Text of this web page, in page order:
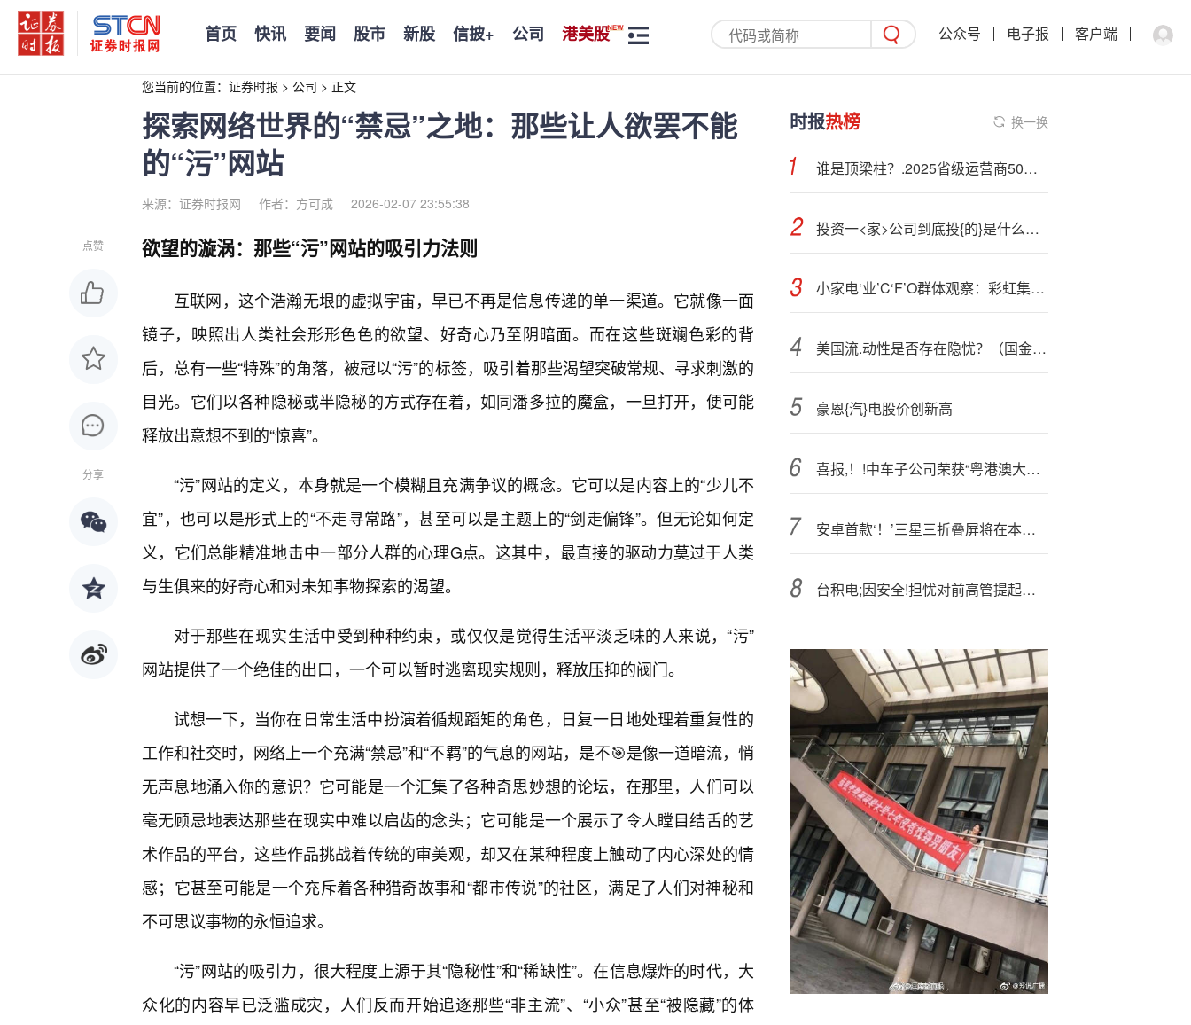
首页 快讯 要闻 股市 新股 信披+ 公司 港美股 公众号 电子报 客户端
您当前的位置： 证券时报 > 公司 > 正文
探索网络世界的“禁忌”之地：那些让人欲罢不能
的“污”网站
来源：证券时报网 作者：方可成 2026-02-07 23:55:38
点赞
分享
欲望的漩涡：那些“污”网站的吸引力法则
互联网，这个浩瀚无垠的虚拟宇宙，早已不再是信息传递的单一渠道。它就像一面
镜子，映照出人类社会形形色色的欲望、好奇心乃至阴暗面。而在这些斑斓色彩的背
后，总有一些“特殊”的角落，被冠以“污”的标签，吸引着那些渴望突破常规、寻求刺激的
目光。它们以各种隐秘或半隐秘的方式存在着，如同潘多拉的魔盒，一旦打开，便可能
释放出意想不到的“惊喜”。
“污”网站的定义，本身就是一个模糊且充满争议的概念。它可以是内容上的“少儿不
宜”，也可以是形式上的“不走寻常路”，甚至可以是主题上的“剑走偏锋”。但无论如何定
义，它们总能精准地击中一部分人群的心理G点。这其中，最直接的驱动力莫过于人类
与生俱来的好奇心和对未知事物探索的渴望。
对于那些在现实生活中受到种种约束，或仅仅是觉得生活平淡乏味的人来说，“污”
网站提供了一个绝佳的出口，一个可以暂时逃离现实规则，释放压抑的阀门。
试想一下，当你在日常生活中扮演着循规蹈矩的角色，日复一日地处理着重复性的
工作和社交时，网络上一个充满“禁忌”和“不羁”的气息的网站，是不🎯是像一道暗流，悄
无声息地涌入你的意识？它可能是一个汇集了各种奇思妙想的论坛，在那里，人们可以
毫无顾忌地表达那些在现实中难以启齿的念头；它可能是一个展示了令人瞠目结舌的艺
术作品的平台，这些作品挑战着传统的审美观，却又在某种程度上触动了内心深处的情
感；它甚至可能是一个充斥着各种猎奇故事和“都市传说”的社区，满足了人们对神秘和
不可思议事物的永恒追求。
“污”网站的吸引力，很大程度上源于其“隐秘性”和“稀缺性”。在信息爆炸的时代，大
众化的内容早已泛滥成灾，人们反而开始追逐那些“非主流”、“小众”甚至“被隐藏”的体
时报热榜 换一换
谁是顶梁柱？.2025省级运营商50家调研报告暨分布矩阵出炉
投资一<家>公司到底投{的}是什么？“平安股东节”上股东有话说
小家电‘业’C‘F’O群体观察：彩虹集团刘群英62岁依旧在岗 薪酬与学历呈现倒挂现象
美国流.动性是否存在隐忧？（国金宏观钟天）
豪恩{汽}电股价创新高
喜报,！!中车子公司荣获“粤港澳大湾区建设表现突出集体”称号
安卓首款‘！’三星三折叠屏将在本周亮相
台积电;因安全!担忧对前高管提起诉讼